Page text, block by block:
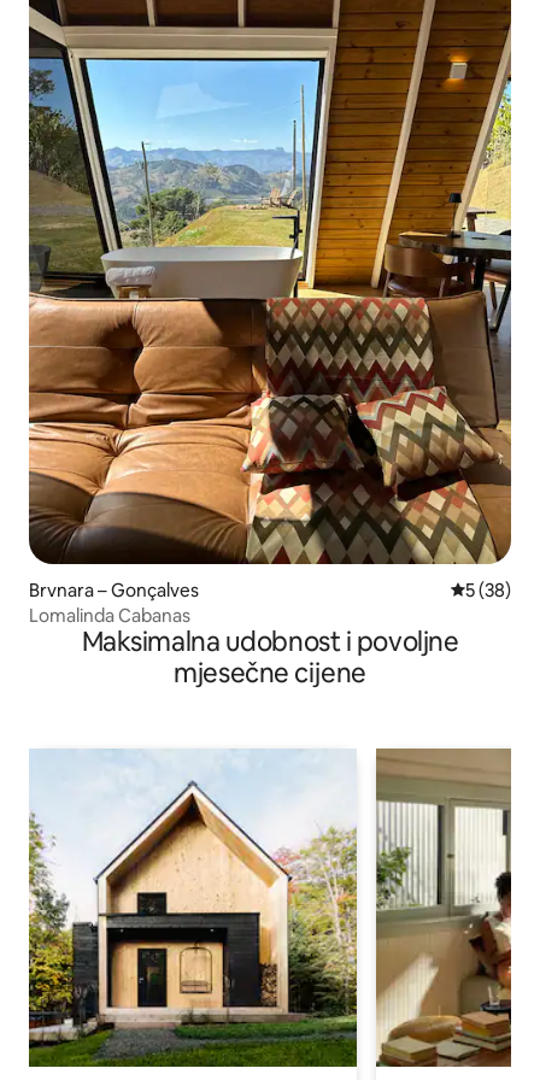
Brvnara – Gonçalves Prosječna
5 (38)
Lomalinda Cabanas
Maksimalna udobnost i povoljne
mjesečne cijene